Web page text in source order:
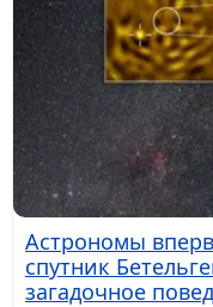
Астрономы
спутник
загадочное